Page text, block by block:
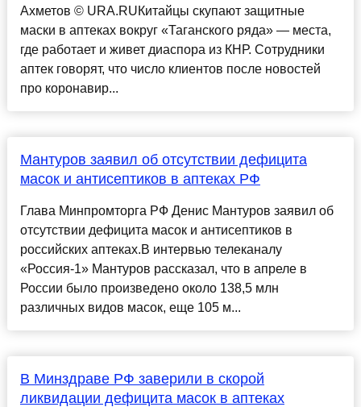
Ахметов © URA.RUКитайцы скупают защитные
маски в аптеках вокруг «Таганского ряда» — места,
где работает и живет диаспора из КНР. Сотрудники
аптек говорят, что число клиентов после новостей
про коронавир...
Мантуров заявил об отсутствии дефицита
масок и антисептиков в аптеках РФ
Глава Минпромторга РФ Денис Мантуров заявил об
отсутствии дефицита масок и антисептиков в
российских аптеках.В интервью телеканалу
«Россия-1» Мантуров рассказал, что в апреле в
России было произведено около 138,5 млн
различных видов масок, еще 105 м...
В Минздраве РФ заверили в скорой
ликвидации дефицита масок в аптеках